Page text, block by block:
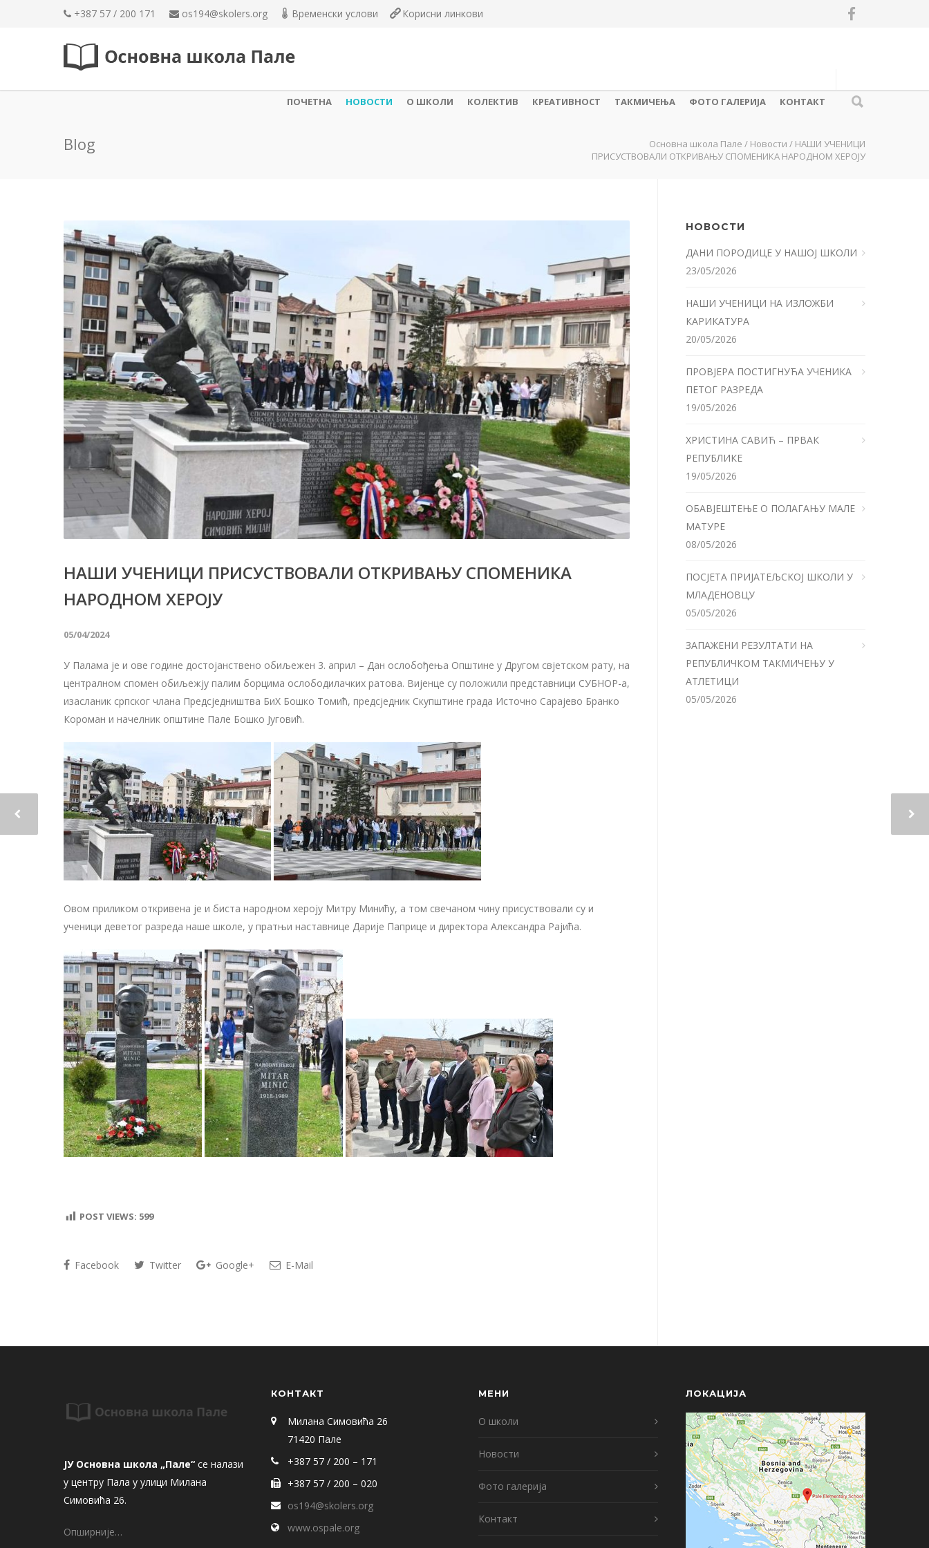
+387 57 / 200 171 os194@skolers.org Временски услови Корисни линкови
ПОЧЕТНА НОВОСТИ О ШКОЛИ КОЛЕКТИВ КРЕАТИВНОСТ ТАКМИЧЕЊА ФОТО ГАЛЕРИЈА КОНТАКТ
Blog Основна школа Пале / Новости / НАШИ УЧЕНИЦИ
ПРИСУСТВОВАЛИ ОТКРИВАЊУ СПОМЕНИКА НАРОДНОМ ХЕРОЈУ
НАШИ УЧЕНИЦИ ПРИСУСТВОВАЛИ ОТКРИВАЊУ СПОМЕНИКА
НАРОДНОМ ХЕРОЈУ
05/04/2024
У Палама је и ове године достојанствено обиљежен 3. април – Дан ослобођења Општине у Другом свјетском рату, на
централном спомен обиљежју палим борцима ослободилачких ратова. Вијенце су положили представници СУБНОР-а,
изасланик српског члана Предсједништва БиХ Бошко Томић, предсједник Скупштине града Источно Сарајево Бранко
Короман и начелник општине Пале Бошко Југовић.
Овом приликом откривена је и биста народном хероју Митру Минићу, а том свечаном чину присуствовали су и
ученици деветог разреда наше школе, у пратњи наставнице Дарије Паприце и директора Александра Рајића.
POST VIEWS: 599
Facebook Twitter Google+ E-Mail
НОВОСТИ
ДАНИ ПОРОДИЦЕ У НАШОЈ ШКОЛИ
23/05/2026
НАШИ УЧЕНИЦИ НА ИЗЛОЖБИ
КАРИКАТУРА
20/05/2026
ПРОВЈЕРА ПОСТИГНУЋА УЧЕНИКА
ПЕТОГ РАЗРЕДА
19/05/2026
ХРИСТИНА САВИЋ – ПРВАК
РЕПУБЛИКЕ
19/05/2026
ОБАВЈЕШТЕЊЕ О ПОЛАГАЊУ МАЛЕ
МАТУРЕ
08/05/2026
ПОСЈЕТА ПРИЈАТЕЉСКОЈ ШКОЛИ У
МЛАДЕНОВЦУ
05/05/2026
ЗАПАЖЕНИ РЕЗУЛТАТИ НА
РЕПУБЛИЧКОМ ТАКМИЧЕЊУ У
АТЛЕТИЦИ
05/05/2026
ЈУ Основна школа „Пале“ се налази
у центру Пала у улици Милана
Симовића 26.
Опширније…
КОНТАКТ
Милана Симовића 26
71420 Пале
+387 57 / 200 – 171
+387 57 / 200 – 020
os194@skolers.org
www.ospale.org
МЕНИ
О школи
Новости
Фото галерија
Контакт
ЛОКАЦИЈА